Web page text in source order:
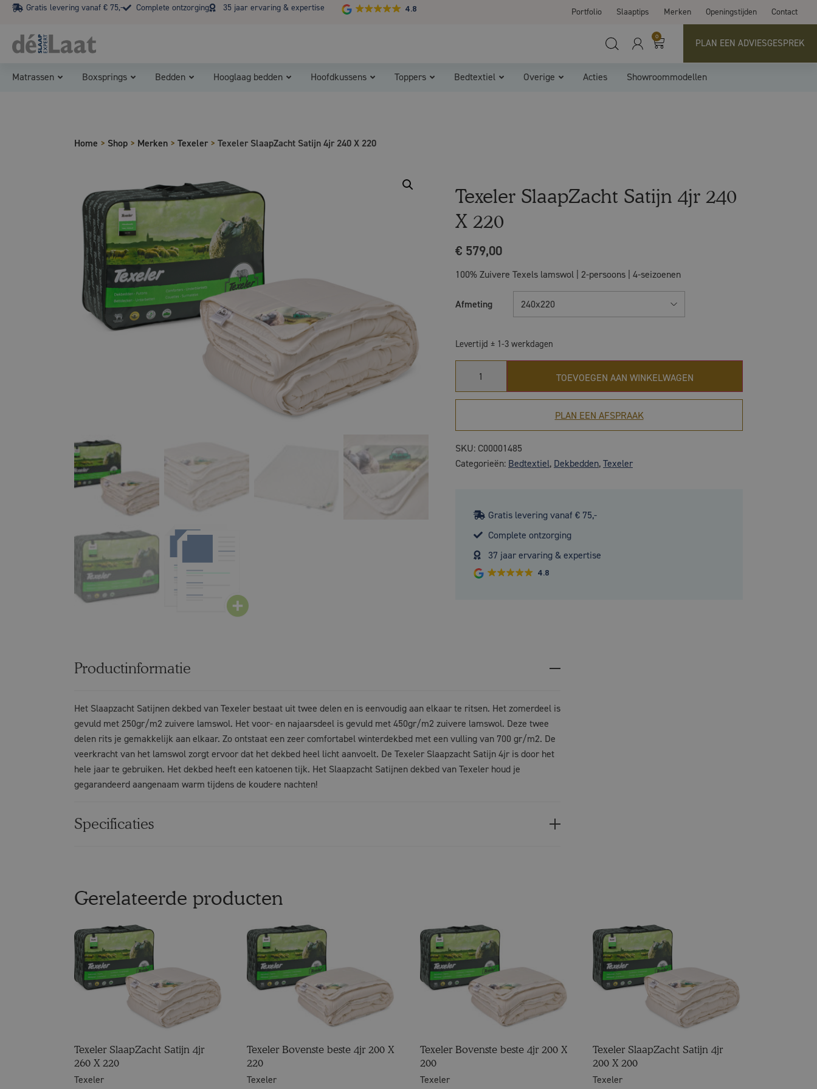
Gratis levering vanaf € 75,- Complete ontzorging 35 jaar ervaring & expertise 4.8 Portfolio Slaaptips Merken Openingstijden Contact
Koopzondag 29 maart in Bladel van 13.00 - 17.00
0
PLAN EEN ADVIESGESPREK
Matrassen Boxsprings Bedden Hooglaag bedden Hoofdkussens Toppers Bedtextiel Overige Acties Showroommodellen
Home > Shop > Merken > Texeler> Texeler SlaapZacht Satijn 4jr 240 X 220
Texeler SlaapZacht Satijn 4jr 240
X 220
€ 579,00
100% Zuivere Texels lamswol | 2-persoons | 4-seizoenen
Afmeting 240x220
Levertijd ± 1-3 werkdagen
TOEVOEGEN AAN WINKELWAGEN
PLAN EEN AFSPRAAK
SKU: C00001485
Categorieën: Bedtextiel, Dekbedden,Texeler
Gratis levering vanaf € 75,-
Complete ontzorging
37 jaar ervaring & expertise
4.8
Productinformatie
Het Slaapzacht Satijnen dekbed van Texeler bestaat uit twee delen en is eenvoudig aan elkaar te ritsen. Het zomerdeel is
gevuld met 250gr/m2 zuivere lamswol. Het voor- en najaarsdeel is gevuld met 450gr/m2 zuivere lamswol. Deze twee
delen rits je gemakkelijk aan elkaar. Zo ontstaat een zeer comfortabel winterdekbed met een vulling van 700 gr/m2. De
veerkracht van het lamswol zorgt ervoor dat het dekbed heel licht aanvoelt. De Texeler Slaapzacht Satijn 4jr is door het
hele jaar te gebruiken. Het dekbed heeft een katoenen tijk. Het Slaapzacht Satijnen dekbed van Texeler houd je
gegarandeerd aangenaam warm tijdens de koudere nachten!
Specificaties
Gerelateerde producten
Texeler SlaapZacht Satijn 4jr
260 X 220
Texeler
Texeler Bovenste beste 4jr 200 X
220
Texeler
Texeler Bovenste beste 4jr 200 X
200
Texeler
Texeler SlaapZacht Satijn 4jr
200 X 200
Texeler